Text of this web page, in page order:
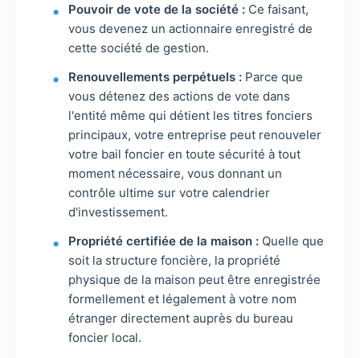
Pouvoir de vote de la société : Ce faisant,
vous devenez un actionnaire enregistré de
cette société de gestion.
Renouvellements perpétuels : Parce que
vous détenez des actions de vote dans
l'entité même qui détient les titres fonciers
principaux, votre entreprise peut renouveler
votre bail foncier en toute sécurité à tout
moment nécessaire, vous donnant un
contrôle ultime sur votre calendrier
d'investissement.
Propriété certifiée de la maison : Quelle que
soit la structure foncière, la propriété
physique de la maison peut être enregistrée
formellement et légalement à votre nom
étranger directement auprès du bureau
foncier local.